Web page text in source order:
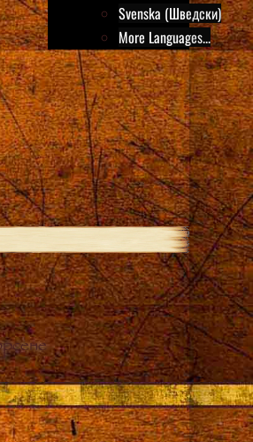
Svenska (Шведски)
More Languages...